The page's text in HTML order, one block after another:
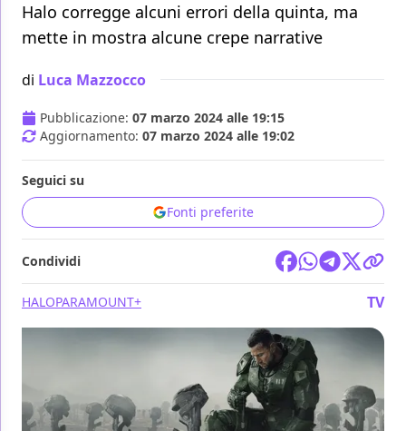
Halo corregge alcuni errori della quinta, ma
mette in mostra alcune crepe narrative
di Luca Mazzocco
Pubblicazione: 07 marzo 2024 alle 19:15
Aggiornamento: 07 marzo 2024 alle 19:02
Seguici su
Fonti preferite
Condividi
HALOPARAMOUNT+ TV